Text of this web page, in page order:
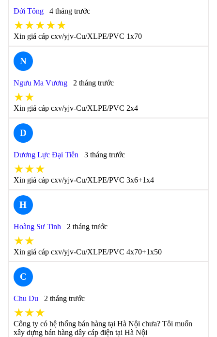
Đới Tông 4 tháng trước
★★★★★
Xin giá cáp cxv/yjv-Cu/XLPE/PVC 1x70
N
Ngưu Ma Vương 2 tháng trước
★★
Xin giá cáp cxv/yjv-Cu/XLPE/PVC 2x4
D
Dương Lực Đại Tiên 3 tháng trước
★★★
Xin giá cáp cxv/yjv-Cu/XLPE/PVC 3x6+1x4
H
Hoàng Sư Tinh 2 tháng trước
★★
Xin giá cáp cxv/yjv-Cu/XLPE/PVC 4x70+1x50
C
Chu Du 2 tháng trước
★★★
Công ty có hệ thống bán hàng tại Hà Nội chưa? Tôi muốn
xây dựng bán hàng dây cáp điện tại Hà Nội